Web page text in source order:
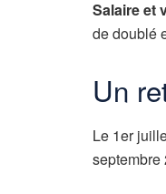
Salaire et
de doublé
Un
Le 1er
septembre